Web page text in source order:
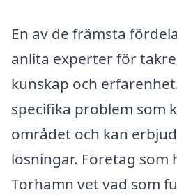
En av de främsta
anlita experter för
kunskap och
specifika problem som
området och kan
lösningar. Företag som
Torhamn vet vad som